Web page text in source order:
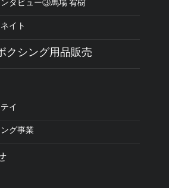
タビュー③馬場 宥樹
イト
クシング用品販売
イ
グ事業